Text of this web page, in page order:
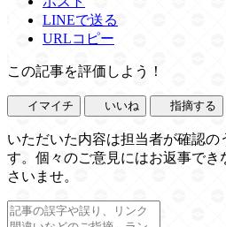
LINEで送る
URLコピー
この記事を評価しよう！
イマイチ いいね 指摘する
いただいた内容は担当者が確認の
す。個々のご意見にはお返事で
さいませ。